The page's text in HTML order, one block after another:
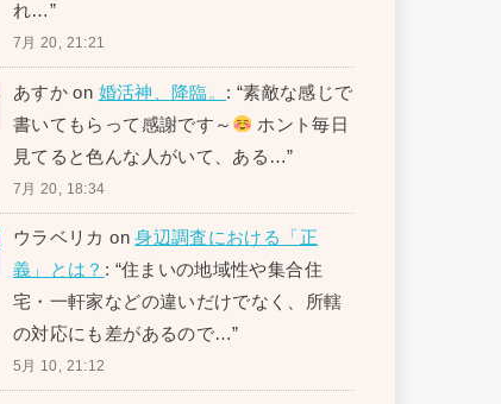
れ…”
7月 20, 21:21
あすか on 婚活神、降臨。 : “素敵な感じで
書いてもらって感謝です～
ホント毎日
見てると色んな人がいて、ある…”
7月 20, 18:34
ウラベリカ on身辺調査における「正
義」とは？ : “住まいの地域性や集合住
宅・一軒家などの違いだけでなく、所轄
の対応にも差があるので…”
5月 10, 21:12